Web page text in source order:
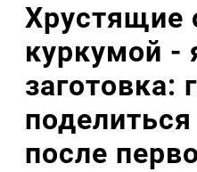
Хрустящие
куркумой -
заготовка:
после